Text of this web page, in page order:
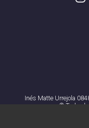
Inés Matte Urrejola
© Todos